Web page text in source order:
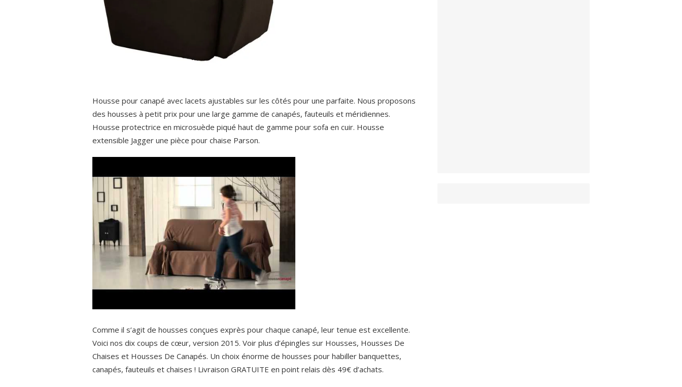
Housse pour canapé avec lacets ajustables sur les côtés pour une parfaite. Nous proposons
des housses à petit prix pour une large gamme de canapés, fauteuils et méridiennes.
Housse protectrice en microsuède piqué haut de gamme pour sofa en cuir. Housse
extensible Jagger une pièce pour chaise Parson.
Comme il s’agit de housses conçues exprès pour chaque canapé, leur tenue est excellente.
Voici nos dix coups de cœur, version 2015. Voir plus d’épingles sur Housses, Housses De
Chaises et Housses De Canapés. Un choix énorme de housses pour habiller banquettes,
canapés, fauteuils et chaises ! Livraison GRATUITE en point relais dès 49€ d’achats.